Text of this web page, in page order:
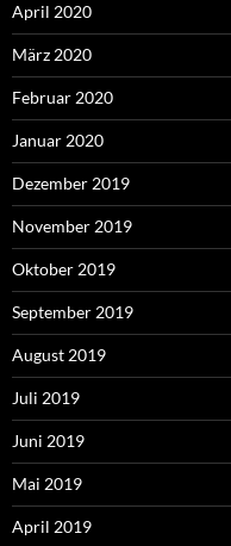
April 2020
März 2020
Februar 2020
Januar 2020
Dezember 2019
November 2019
Oktober 2019
September 2019
August 2019
Juli 2019
Juni 2019
Mai 2019
April 2019